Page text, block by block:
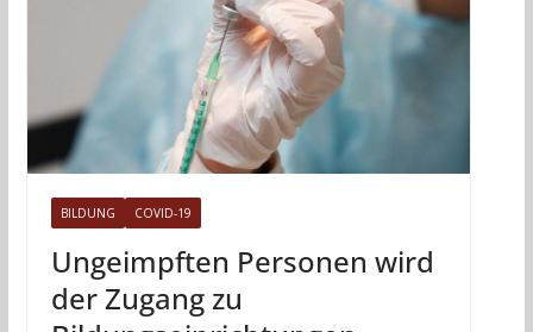
BILDUNG COVID-19
Ungeimpften Personen wird
der Zugang zu